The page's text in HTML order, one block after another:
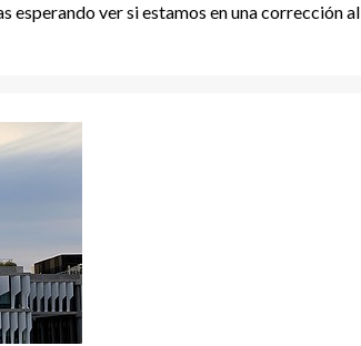
ver si estamos en una corrección